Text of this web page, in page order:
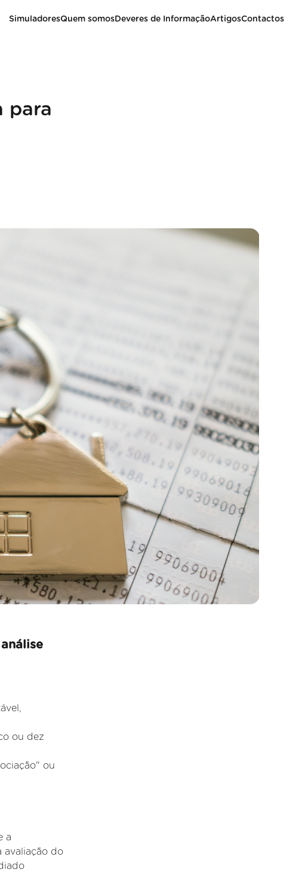
SimuladoresQuem somosDeveres de InformaçãoArtigosContactos
para
ou dez
ou
a
avaliação do